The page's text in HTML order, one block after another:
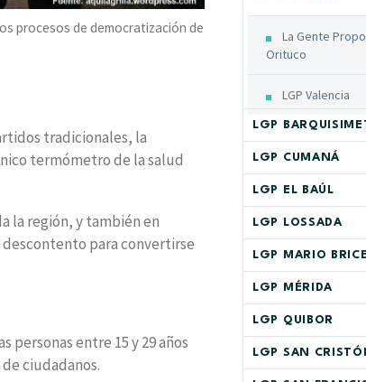
procesos de democratización de
tradicionales, la
termómetro de la salud
la región, y también en
para convertirse
personas entre 15 y 29 años
ciudadanos.
La Gente
Orituco
LGP Valencia
LGP
LGP CUMANÁ
LGP EL BAÚL
LGP LOSSADA
LGP MARIO
LGP MÉRIDA
LGP QUIBOR
LGP SAN